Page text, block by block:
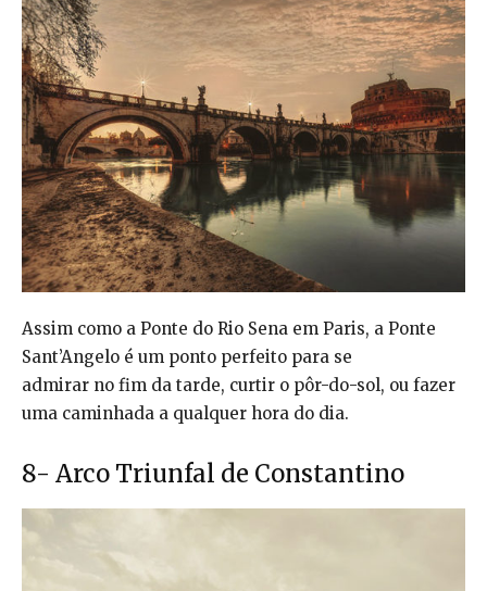
Assim como a Ponte do Rio Sena em Paris, a Ponte
Sant’Angelo é um ponto perfeito para se
admirar no fim da tarde, curtir o pôr-do-sol, ou fazer
uma caminhada a qualquer hora do dia.
8- Arco Triunfal de Constantino